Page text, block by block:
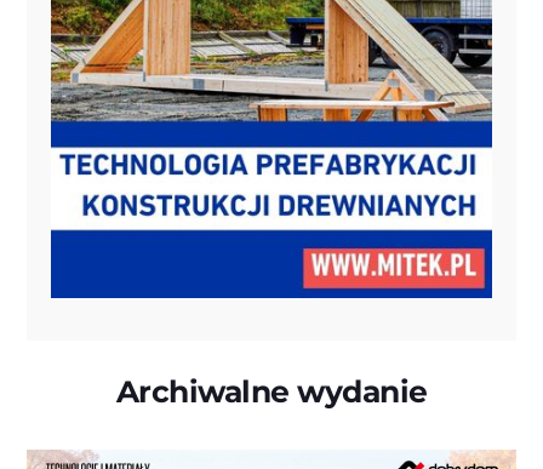
Archiwalne wydanie